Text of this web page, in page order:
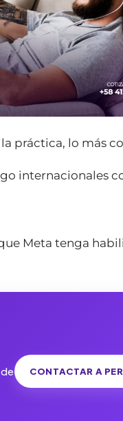
la práctica, lo más
internacionales
Meta tenga
CONTACTAR A